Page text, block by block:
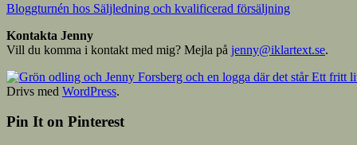
Bloggturnén hos Säljledning och kvalificerad försäljning
Kontakta Jenny
Vill du komma i kontakt med mig? Mejla på jenny@iklartext.se.
Drivs med WordPress.
Pin It on Pinterest